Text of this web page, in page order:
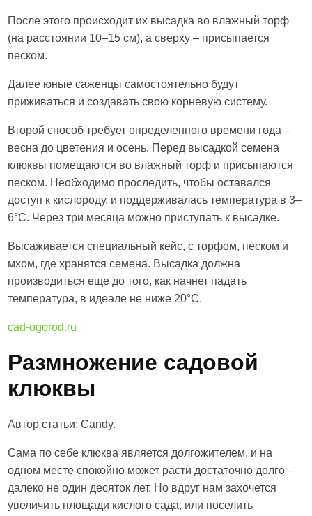
После этого происходит их высадка во влажный торф
(на расстоянии 10–15 см), а сверху – присыпается
песком.
Далее юные саженцы самостоятельно будут
приживаться и создавать свою корневую систему.
Второй способ требует определенного времени года –
весна до цветения и осень. Перед высадкой семена
клюквы помещаются во влажный торф и присыпаются
песком. Необходимо проследить, чтобы оставался
доступ к кислороду, и поддерживалась температура в 3–
6°C. Через три месяца можно приступать к высадке.
Высаживается специальный кейс, с торфом, песком и
мхом, где хранятся семена. Высадка должна
производиться еще до того, как начнет падать
температура, в идеале не ниже 20°C.
cad-ogorod.ru
Размножение садовой
клюквы
Автор статьи: Candy.
Сама по себе клюква является долгожителем, и на
одном месте спокойно может расти достаточно долго –
далеко не один десяток лет. Но вдруг нам захочется
увеличить площади кислого сада, или поселить